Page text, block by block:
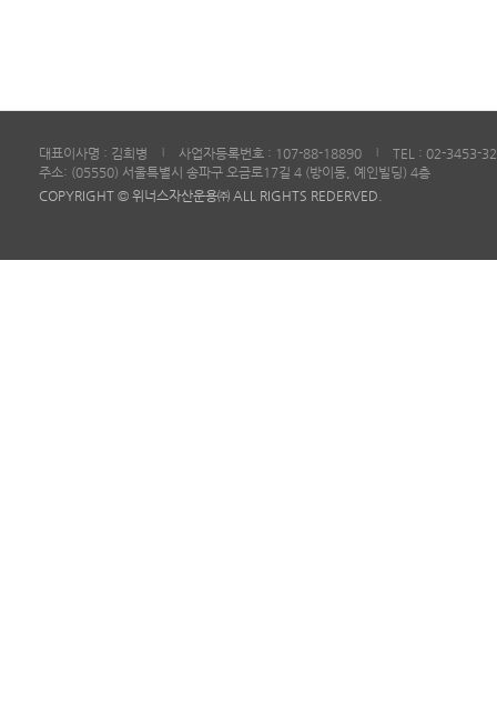
대표이사명 : 김희병 사업자등록번호 : 107-88-18890
TEL : 02-3453-
주소: (05550) 서울특별시 송파구 오금로17길 4 (방이동, 예인빌딩) 4층
COPYRIGHT © 위너스자산운용㈜ ALL RIGHTS REDERVED.